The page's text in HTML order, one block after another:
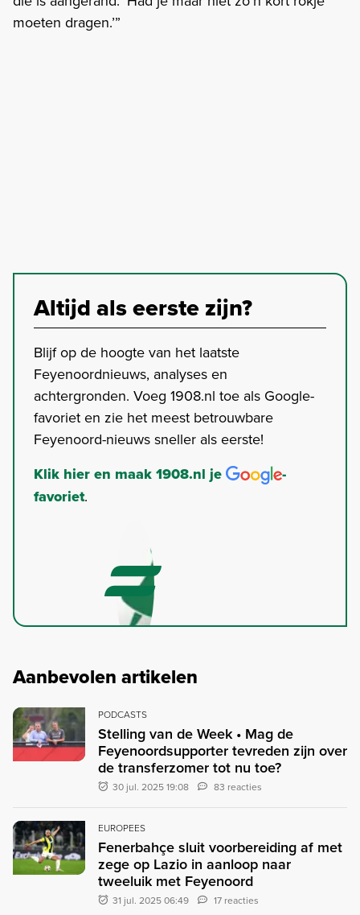
moeten dragen.’”
Altijd als eerste zijn?
Blijf op de hoogte van het laatste
Feyenoordnieuws, analyses en
achtergronden. Voeg 1908.nl toe als Google-
favoriet en zie het meest betrouwbare
Feyenoord-nieuws sneller als eerste!
Klik hier en maak 1908.nl je
-
favoriet.
Aanbevolen artikelen
PODCASTS
Stelling van de Week • Mag de
Feyenoordsupporter tevreden zijn over
de transferzomer tot nu toe?
30 jul. 2025 19:08 83 reacties
EUROPEES
Fenerbahçe sluit voorbereiding af met
zege op Lazio in aanloop naar
tweeluik met Feyenoord
31 jul. 2025 06:49 17 reacties